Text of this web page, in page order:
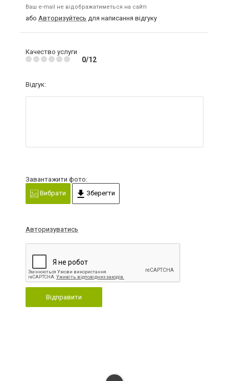
Ваш e-mail не відображатиметься на сайті
або Авторизуйтесь для написання відгуку
Качество услуги
0/12
Відгук:
Завантажити фото:
Вибрати
Зберегти
Авторизуватись
Відправити